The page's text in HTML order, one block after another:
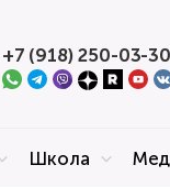
+7 (918) 250-03-30
Школа